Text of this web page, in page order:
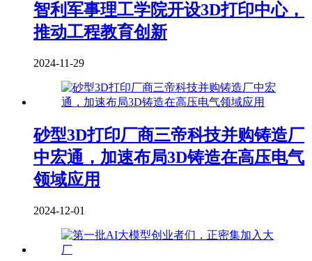
智利军事理工学院开设3D打印中心，
推动工程教育创新
2024-11-29
砂型3D打印厂商三帝科技并购铸造厂
中宏通，加速布局3D铸造在高压电气
领域应用
2024-12-01